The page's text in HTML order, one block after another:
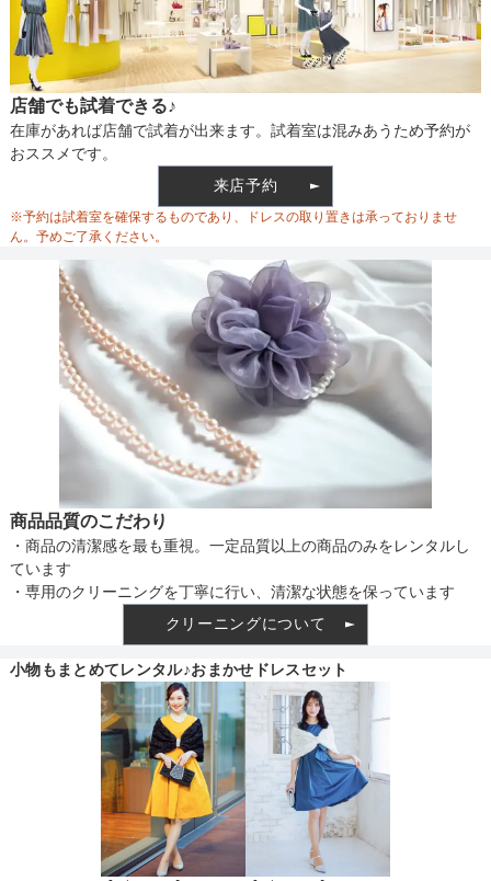
そでの長さ
アームホール
バスト 82
ヒップ 112
224
生地の厚さ 薄い 厚め
裏地 あり
ウエスト調整 なし
備考
素材
インナー
着丈目安
ファスナー
店舗でも試着できる♪
在庫があれば店舗で試着が出来ます。試着室は混みあうため予約が
おススメです。
来店予約
※予約は試着室を確保するものであり、ドレスの取り置きは承っておりませ
ん。予めご了承ください。
商品品質のこだわり
・商品の清潔感を最も重視。一定品質以上の商品のみをレンタルし
ています
・専用のクリーニングを丁寧に行い、清潔な状態を保っています
クリーニングについて
小物もまとめてレンタル♪おまかせドレスセット